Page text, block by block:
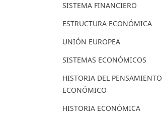
SISTEMA FINANCIERO
ESTRUCTURA ECONÓMICA
UNIÓN EUROPEA
SISTEMAS ECONÓMICOS
HISTORIA DEL PENSAMIENTO
ECONÓMICO
HISTORIA ECONÓMICA